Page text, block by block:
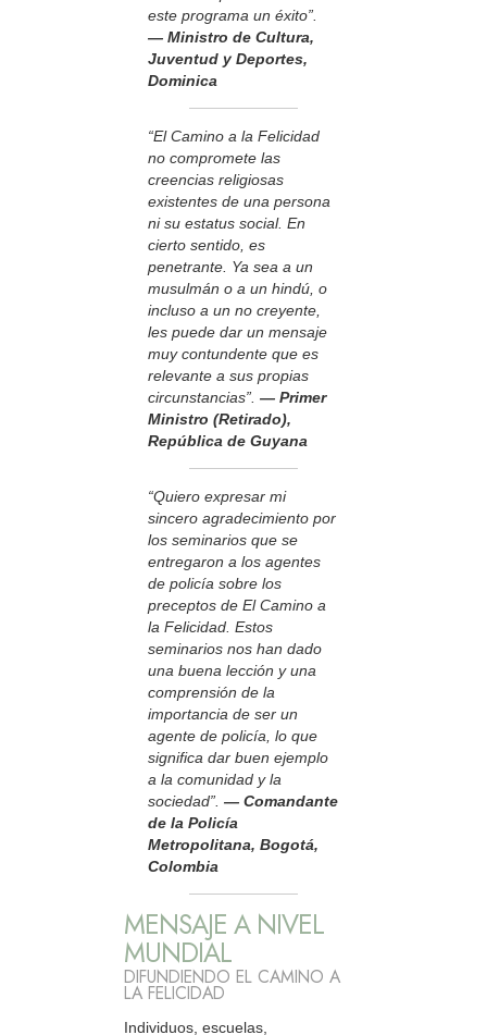
este programa un éxito”.
— Ministro de Cultura,
Juventud y Deportes,
Dominica
“El Camino a la Felicidad
no compromete las
creencias religiosas
existentes de una persona
ni su estatus social. En
cierto sentido, es
penetrante. Ya sea a un
musulmán o a un hindú, o
incluso a un no creyente,
les puede dar un mensaje
muy contundente que es
relevante a sus propias
circunstancias”. — Primer
Ministro (Retirado),
República de Guyana
“Quiero expresar mi
sincero agradecimiento por
los seminarios que se
entregaron a los agentes
de policía sobre los
preceptos de El Camino a
la Felicidad. Estos
seminarios nos han dado
una buena lección y una
comprensión de la
importancia de ser un
agente de policía, lo que
significa dar buen ejemplo
a la comunidad y la
sociedad”. — Comandante
de la Policía
Metropolitana, Bogotá,
Colombia
MENSAJE A NIVEL
MUNDIAL
DIFUNDIENDO EL CAMINO A
LA FELICIDAD
Individuos, escuelas,